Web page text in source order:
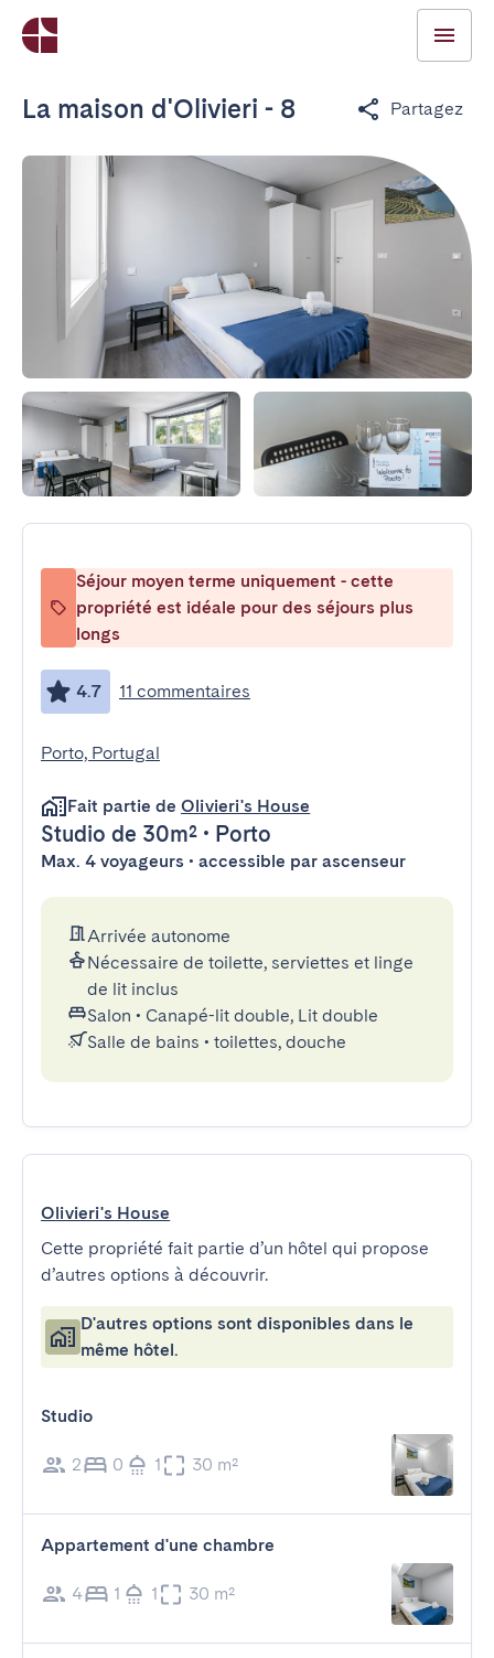
La maison d'Olivieri - 8 Partagez
Séjour moyen terme uniquement - cette
propriété est idéale pour des séjours plus
longs
4.7 11 commentaires
Porto, Portugal
Fait partie de Olivieri's House
Studio de 30m² • Porto
Max. 4 voyageurs • accessible par ascenseur
Arrivée autonome
Nécessaire de toilette, serviettes et linge
de lit inclus
Salon • Canapé-lit double, Lit double
Salle de bains • toilettes, douche
Olivieri's House
Cette propriété fait partie d’un hôtel qui propose
d’autres options à découvrir.
D'autres options sont disponibles dans le
même hôtel.
Studio
2 0 1 30 m²
Appartement d'une chambre
4 1 1 30 m²